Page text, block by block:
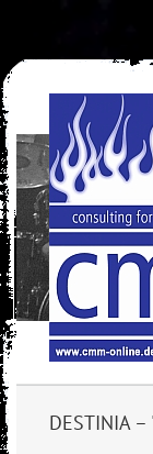
content
DESTINIA